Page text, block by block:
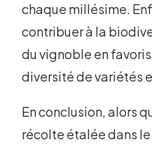
chaque millésime.
contribuer à la
du vignoble en
diversité de variétés
En conclusion, alors
récolte étalée dans